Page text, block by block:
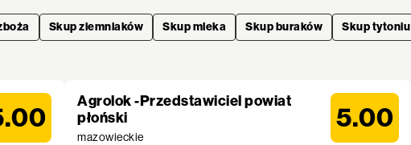
Skup ziemniaków Skup mleka Skup buraków Skup tytoniu
Agrolok -Przedstawiciel powiat
płoński
mazowieckie
5.00